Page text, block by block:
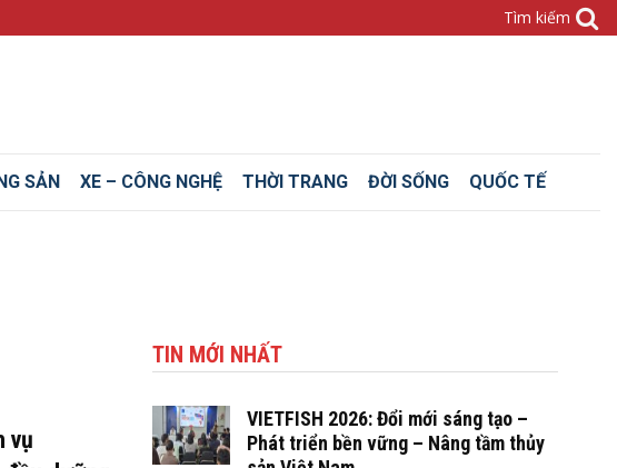
SẢN XE – CÔNG NGHỆ THỜI TRANG ĐỜI SỐNG QUỐC TẾ
vụ
TIN MỚI NHẤT
VIETFISH 2026: Đổi mới sáng tạo –
Phát triển bền vững – Nâng tầm thủy